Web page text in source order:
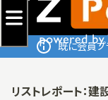
既に会員プ
リストレポート：建